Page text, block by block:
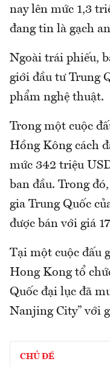
nay lên mức 1,3
đang tin là gạch
Ngoài trái phiếu,
giới đầu tư Trung
phẩm nghệ thuật.
Trong một cuộc
Hồng Kông cách
mức 342 triệu
ban đầu. Trong
gia Trung Quốc
được bán với giá
Tại một cuộc đấu
Hong Kong tổ
Quốc đại lục đã
Nanjing City” với
CHỦ ĐỀ